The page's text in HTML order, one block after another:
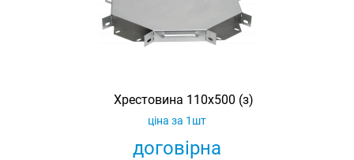
Хрестовина 110х500 (з)
договірна
ціна за 1шт